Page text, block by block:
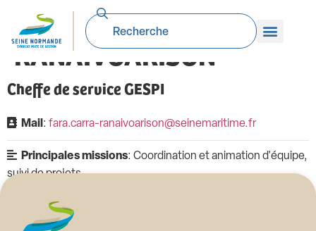
Fara CARRA-
RANAIVOARISON
Cheffe de service GESPI
Mail : fara.carra-ranaivoarison@seinemaritime.fr
Principales missions: Coordination et animation d'équipe,
suivi de projets